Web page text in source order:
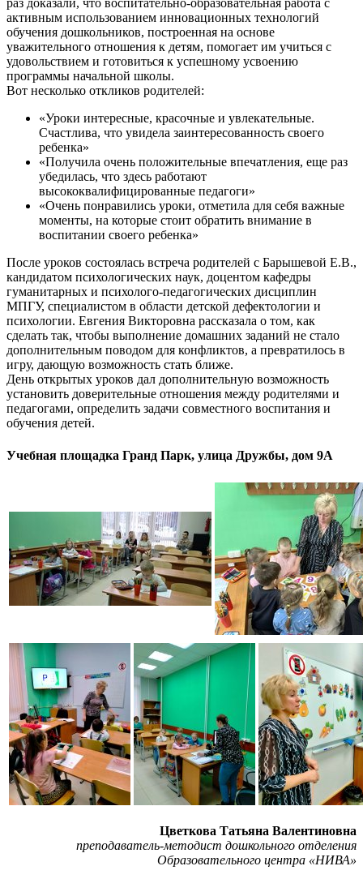
раз доказали, что воспитательно-образовательная работа с
активным использованием инновационных технологий
обучения дошкольников, построенная на основе
уважительного отношения к детям, помогает им учиться с
удовольствием и готовиться к успешному усвоению
программы начальной школы.
Вот несколько откликов родителей:
«Уроки интересные, красочные и увлекательные.
Счастлива, что увидела заинтересованность своего
ребенка»
«Получила очень положительные впечатления, еще раз
убедилась, что здесь работают
высококвалифицированные педагоги»
«Очень понравились уроки, отметила для себя важные
моменты, на которые стоит обратить внимание в
воспитании своего ребенка»
После уроков состоялась встреча родителей с Барышевой Е.В.,
кандидатом психологических наук, доцентом кафедры
гуманитарных и психолого-педагогических дисциплин
МПГУ, специалистом в области детской дефектологии и
психологии. Евгения Викторовна рассказала о том, как
сделать так, чтобы выполнение домашних заданий не стало
дополнительным поводом для конфликтов, а превратилось в
игру, дающую возможность стать ближе.
День открытых уроков дал дополнительную возможность
установить доверительные отношения между родителями и
педагогами, определить задачи совместного воспитания и
обучения детей.
Учебная площадка Гранд Парк, улица Дружбы, дом 9А
Цветкова Татьяна Валентиновна
преподаватель-методист дошкольного отделения
Образовательного центра «НИВА»